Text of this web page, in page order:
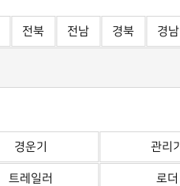
전북 전남 경북 경남
경운기 관리기
트레일러 로더